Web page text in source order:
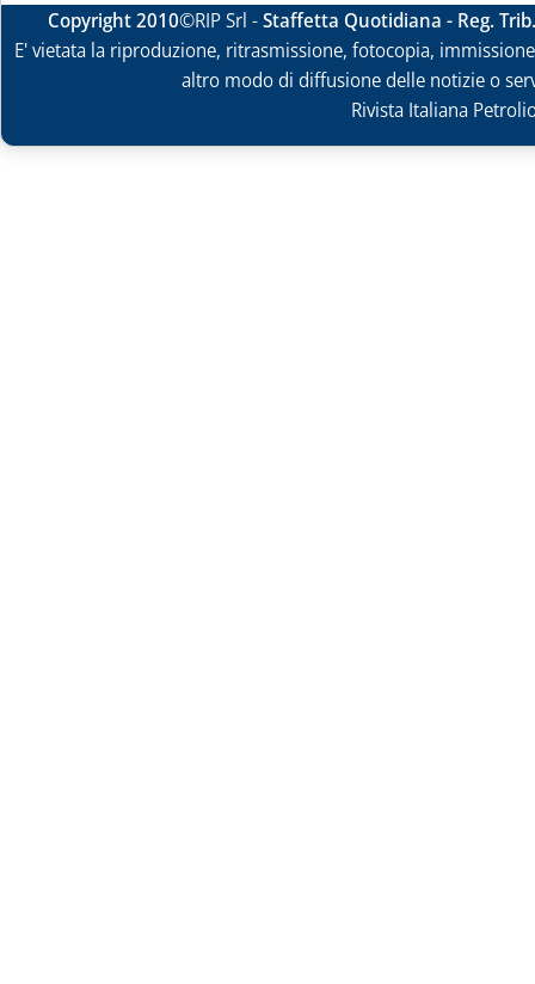
Copyright 2010©RIP Srl -Staffetta Quotidiana - Reg.
E' vietata la riproduzione, ritrasmissione, fotocopia,
altro modo di diffusione delle notizie o
Rivista Italiana